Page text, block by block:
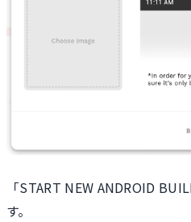
「START NEW ANDROID
す。